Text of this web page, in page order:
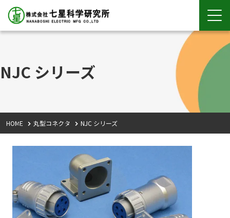
NJC シリーズ
HOME 丸型コネクタ NJC シリーズ